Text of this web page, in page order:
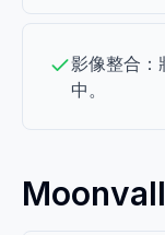
影像整合：
中。